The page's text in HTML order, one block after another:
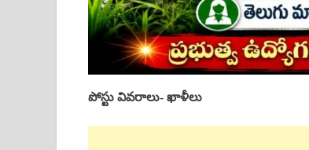
పోస్టు వివరాలు- ఖాళీలు